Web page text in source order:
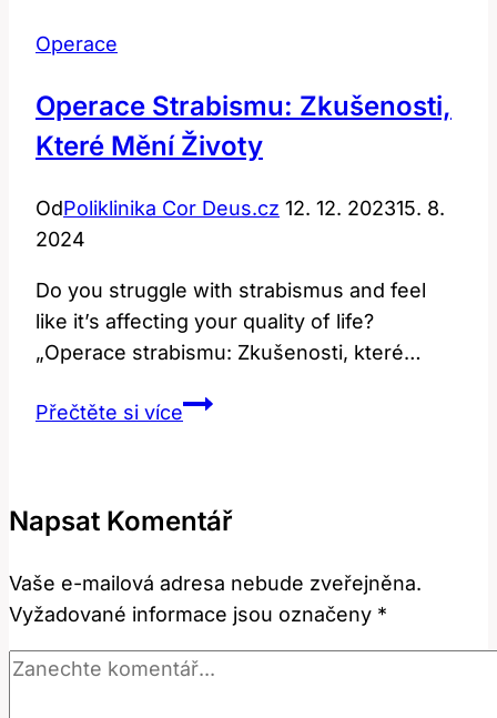
Operace
Operace Strabismu: Zkušenosti,
Které Mění Životy
OdPoliklinika Cor Deus.cz 12. 12. 202315. 8.
2024
Do you struggle with strabismus and feel
like it’s affecting your quality of life?
„Operace strabismu: Zkušenosti, které…
Přečtěte si víceOperace
mění
Napsat Komentář
Vaše e-mailová adresa nebude zveřejněna.
Vyžadované informace jsou označeny *